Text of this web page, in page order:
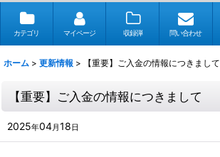
カテゴリ マイページ 収録弾 問い合わせ
ホーム > 更新情報 > 【重要】ご入金の情報につきまして
【重要】ご入金の情報につきまして
2025年04月 18 日